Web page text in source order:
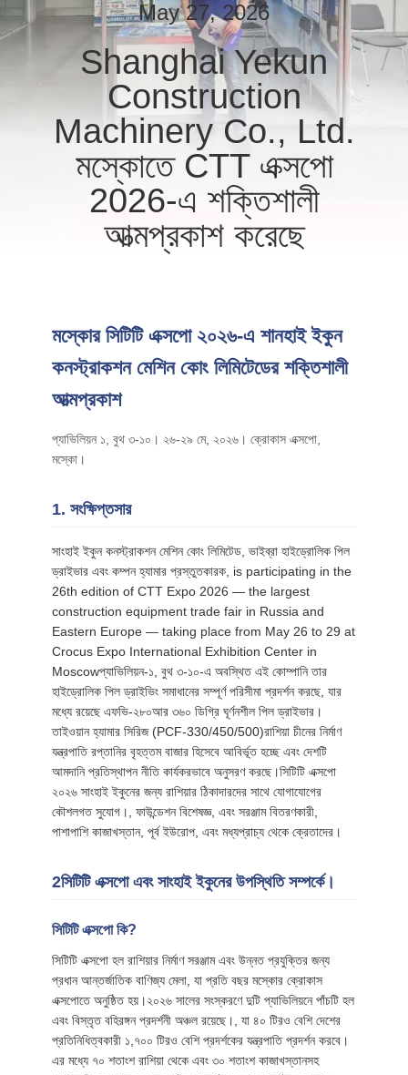
ভ্রমণ
মান
যোগাযোগ
উদ্ধৃতির
জন্য
আবেদন
PRIVACY
POLICY
May 27, 2026
Shanghai Yekun
Construction
Machinery Co., Ltd.
মস্কোতে CTT এক্সপো
2026-এ শক্তিশালী
আত্মপ্রকাশ করেছে
মস্কোর সিটিটি এক্সপো ২০২৬-এ শানহাই ইকুন
কনস্ট্রাকশন মেশিন কোং লিমিটেডের শক্তিশালী
আত্মপ্রকাশ
প্যাভিলিয়ন ১, বুথ ৩-১০। ২৬-২৯ মে, ২০২৬। ক্রোকাস এক্সপো,
মস্কো।
1. সংক্ষিপ্তসার
সাংহাই ইকুন কনস্ট্রাকশন মেশিন কোং লিমিটেড, ভাইব্রা হাইড্রোলিক পিল
ড্রাইভার এবং কম্পন হ্যামার প্রস্তুতকারক, is participating in the
26th edition of CTT Expo 2026 — the largest
construction equipment trade fair in Russia and
Eastern Europe — taking place from May 26 to 29 at
Crocus Expo International Exhibition Center in
Moscowপ্যাভিলিয়ন-১, বুথ ৩-১০-এ অবস্থিত এই কোম্পানি তার
হাইড্রোলিক পিল ড্রাইভিং সমাধানের সম্পূর্ণ পরিসীমা প্রদর্শন করছে, যার
মধ্যে রয়েছে এফভি-২৮০আর ৩৬০ ডিগ্রি ঘূর্ণনশীল পিল ড্রাইভার।
তাইওয়ান হ্যামার সিরিজ (PCF-330/450/500)রাশিয়া চীনের নির্মাণ
যন্ত্রপাতি রপ্তানির বৃহত্তম বাজার হিসেবে আবির্ভূত হচ্ছে এবং দেশটি
আমদানি প্রতিস্থাপন নীতি কার্যকরভাবে অনুসরণ করছে।সিটিটি এক্সপো
২০২৬ সাংহাই ইকুনের জন্য রাশিয়ার ঠিকাদারদের সাথে যোগাযোগের
কৌশলগত সুযোগ।, ফাউন্ডেশন বিশেষজ্ঞ, এবং সরঞ্জাম বিতরণকারী,
পাশাপাশি কাজাখস্তান, পূর্ব ইউরোপ, এবং মধ্যপ্রাচ্য থেকে ক্রেতাদের।
2সিটিটি এক্সপো এবং সাংহাই ইকুনের উপস্থিতি সম্পর্কে।
সিটিটি এক্সপো কি?
সিটিটি এক্সপো হল রাশিয়ার নির্মাণ সরঞ্জাম এবং উন্নত প্রযুক্তির জন্য
প্রধান আন্তর্জাতিক বাণিজ্য মেলা, যা প্রতি বছর মস্কোর ক্রোকাস
এক্সপোতে অনুষ্ঠিত হয়।২০২৬ সালের সংস্করণে দুটি প্যাভিলিয়নে পাঁচটি হল
এবং বিস্তৃত বহিরঙ্গন প্রদর্শনী অঞ্চল রয়েছে।, যা ৪০ টিরও বেশি দেশের
প্রতিনিধিত্বকারী ১,৭০০ টিরও বেশি প্রদর্শকের যন্ত্রপাতি প্রদর্শন করবে।
এর মধ্যে ৭০ শতাংশ রাশিয়া থেকে এবং ৩০ শতাংশ কাজাখস্তানসহ